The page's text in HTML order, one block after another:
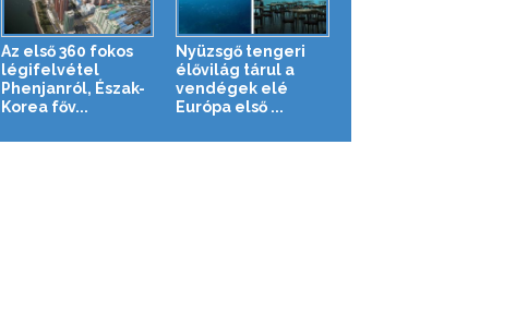
Az első 360 fokos
légifelvétel
Phenjanról, Észak-
Korea főv...
Nyüzsgő tengeri
élővilág tárul a
vendégek elé
Európa első ...